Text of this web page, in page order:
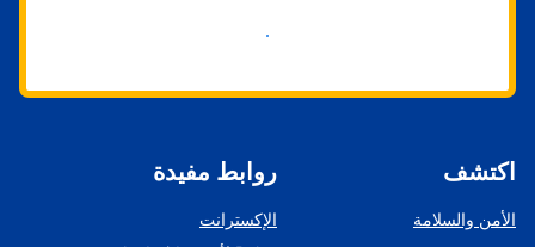
ابدأ الآن
اكتشف
الأمن والسلامة
روابط مفيدة
الإكسترانت